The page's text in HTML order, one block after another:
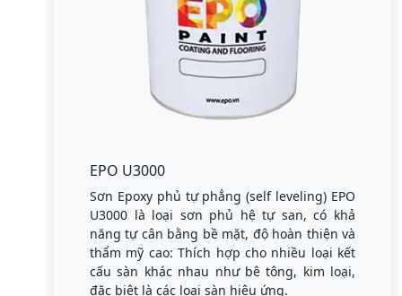
EPO U3000
Sơn Epoxy phủ tự phẳng (self leveling) EPO
U3000 là loại sơn phủ hệ tự san, có khả
năng tự cân bằng bề mặt, độ hoàn thiện và
thẩm mỹ cao: Thích hợp cho nhiều loại kết
cấu sàn khác nhau như bê tông, kim loại,
đặc biệt là các loại sàn hiệu ứng.